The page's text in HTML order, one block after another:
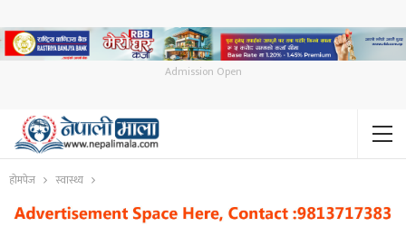
Admission Open
होमपेज स्वास्थ्य